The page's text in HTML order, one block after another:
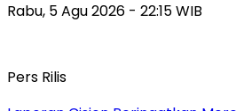
Rabu, 5 Agu 2026 - 22:15 WIB
Pers Rilis